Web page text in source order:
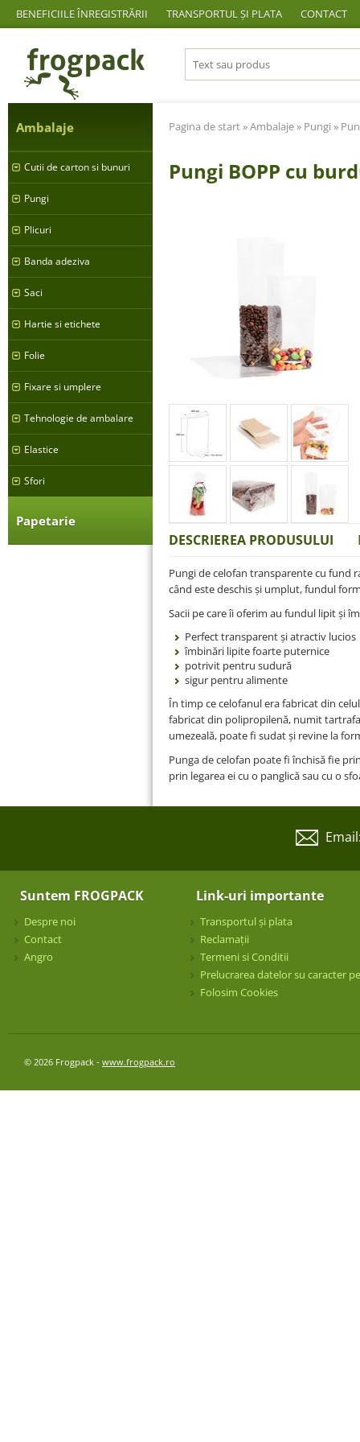
BENEFICIILE ÎNREGISTRĂRII TRANSPORTUL ȘI PLATA CONTACT
Ambalaje
Cutii de carton si bunuri
Pungi
Plicuri
Banda adeziva
Saci
Hartie si etichete
Folie
Fixare si umplere
Tehnologie de ambalare
Elastice
Sfori
Papetarie
Pagina de start»Ambalaje» Pungi »
Pungi BOPP cu
DESCRIEREA PRODUSULUI
Pungi de celofan transparente cu fund
când este deschis și umplut, fundul
Sacii pe care îi oferim au fundul lipit și
Perfect transparent și atractiv lucios
îmbinări lipite foarte puternice
potrivit pentru sudură
sigur pentru alimente
În timp ce celofanul era fabricat din
fabricat din polipropilenă, numit
umezeală, poate fi sudat și revine la
Punga de celofan poate fi închisă fie
prin legarea ei cu o panglică sau cu o
Suntem FROGPACK
Despre noi
Contact
Angro
Link-uri importante
Transportul și plata
Reclamații
Termeni si Conditii
Prelucrarea datelor su caracter
Folosim Cookies
© 2026 Frogpack - www.frogpack.ro